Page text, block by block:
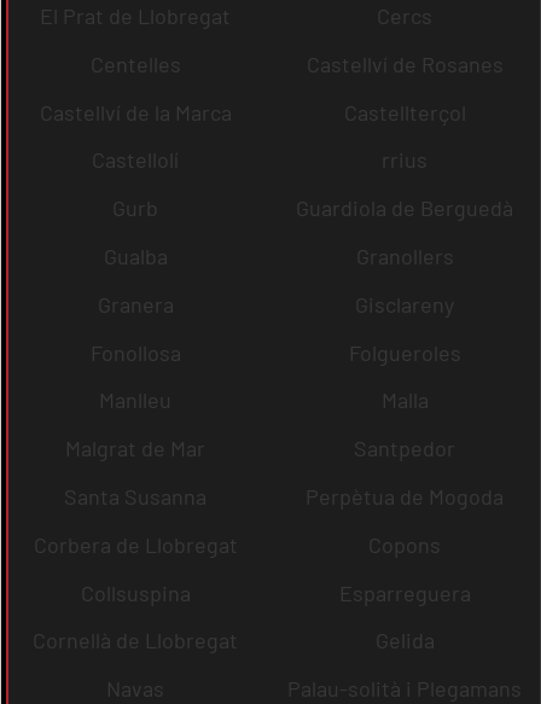
El Prat de Llobregat
Cercs
Centelles
Castellví de Rosanes
Castellví de la Marca
Castellterçol
Castellolí
rrius
Gurb
Guardiola de Berguedà
Gualba
Granollers
Granera
Gisclareny
Fonollosa
Folgueroles
Manlleu
Malla
Malgrat de Mar
Santpedor
Santa Susanna
Perpètua de Mogoda
Corbera de Llobregat
Copons
Collsuspina
Esparreguera
Cornellà de Llobregat
Gelida
Navas
Palau-solità i Plegamans